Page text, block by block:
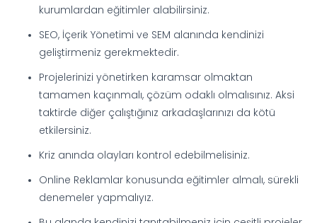
kurumlardan eğitimler alabilirsiniz.
SEO, İçerik Yönetimi ve SEM alanında kendinizi
geliştirmeniz gerekmektedir.
Projelerinizi yönetirken karamsar olmaktan
tamamen kaçınmalı, çözüm odaklı olmalısınız. Aksi
taktirde diğer çalıştığınız arkadaşlarınızı da kötü
etkilersiniz.
Kriz anında olayları kontrol edebilmelisiniz.
Online Reklamlar konusunda eğitimler almalı, sürekli
denemeler yapmalıyız.